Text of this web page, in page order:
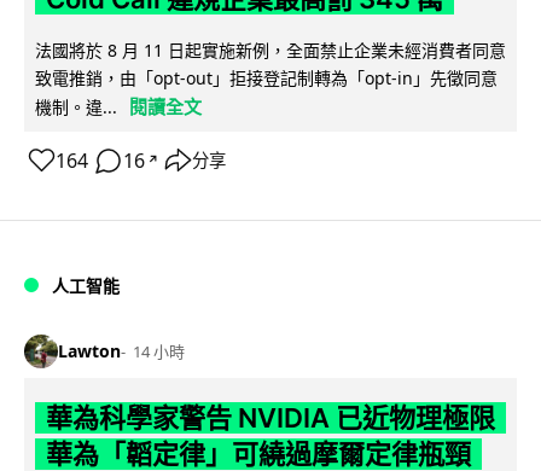
法國將於 8 月 11 日起實施新例，全面禁止企業未經消費者同意
致電推銷，由「opt-out」拒接登記制轉為「opt-in」先徵同意
機制。違...
閱讀全文
164 16 ↗ 分享
人工智能
Lawton 14 小時
華為科學家警告 NVIDIA 已近物理極限
華為「韜定律」可繞過摩爾定律瓶頸